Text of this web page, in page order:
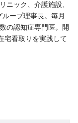
ニック、介護施設、
ープ理事長。毎月
の認知症専門医。開
宅看取りを実践して